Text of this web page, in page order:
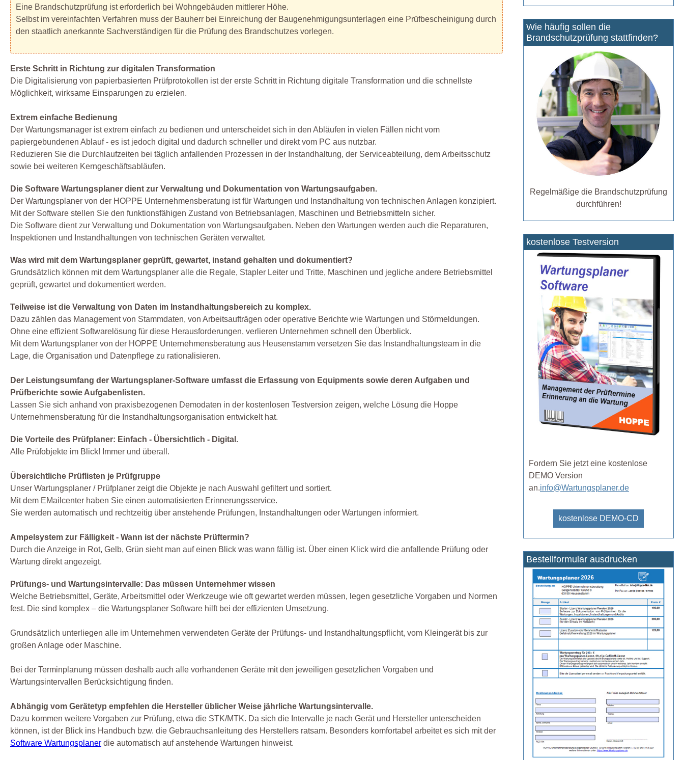
Eine Brandschutzprüfung ist erforderlich bei Wohngebäuden mittlerer Höhe.
Selbst im vereinfachten Verfahren muss der Bauherr bei Einreichung der Baugenehmigungsunterlagen eine Prüfbescheinigung durch
den staatlich anerkannte Sachverständigen für die Prüfung des Brandschutzes vorlegen.
Erste Schritt in Richtung zur digitalen Transformation
Die Digitalisierung von papierbasierten Prüfprotokollen ist der erste Schritt in Richtung digitale Transformation und die schnellste
Möglichkeit, wirksame Einsparungen zu erzielen.
Extrem einfache Bedienung
Der Wartungsmanager ist extrem einfach zu bedienen und unterscheidet sich in den Abläufen in vielen Fällen nicht vom
papiergebundenen Ablauf - es ist jedoch digital und dadurch schneller und direkt vom PC aus nutzbar.
Reduzieren Sie die Durchlaufzeiten bei täglich anfallenden Prozessen in der Instandhaltung, der Serviceabteilung, dem Arbeitsschutz
sowie bei weiteren Kerngeschäftsabläufen.
Die Software Wartungsplaner dient zur Verwaltung und Dokumentation von Wartungsaufgaben.
Der Wartungsplaner von der HOPPE Unternehmensberatung ist für Wartungen und Instandhaltung von technischen Anlagen konzipiert.
Mit der Software stellen Sie den funktionsfähigen Zustand von Betriebsanlagen, Maschinen und Betriebsmitteln sicher.
Die Software dient zur Verwaltung und Dokumentation von Wartungsaufgaben. Neben den Wartungen werden auch die Reparaturen,
Inspektionen und Instandhaltungen von technischen Geräten verwaltet.
Was wird mit dem Wartungsplaner geprüft, gewartet, instand gehalten und dokumentiert?
Grundsätzlich können mit dem Wartungsplaner alle die Regale, Stapler Leiter und Tritte, Maschinen und jegliche andere Betriebsmittel
geprüft, gewartet und dokumentiert werden.
Teilweise ist die Verwaltung von Daten im Instandhaltungsbereich zu komplex.
Dazu zählen das Management von Stammdaten, von Arbeitsaufträgen oder operative Berichte wie Wartungen und Störmeldungen.
Ohne eine effizient Softwarelösung für diese Herausforderungen, verlieren Unternehmen schnell den Überblick.
Mit dem Wartungsplaner von der HOPPE Unternehmensberatung aus Heusenstamm versetzen Sie das Instandhaltungsteam in die
Lage, die Organisation und Datenpflege zu rationalisieren.
Der Leistungsumfang der Wartungsplaner-Software umfasst die Erfassung von Equipments sowie deren Aufgaben und
Prüfberichte sowie Aufgabenlisten.
Lassen Sie sich anhand von praxisbezogenen Demodaten in der kostenlosen Testversion zeigen, welche Lösung die Hoppe
Unternehmensberatung für die Instandhaltungsorganisation entwickelt hat.
Die Vorteile des Prüfplaner: Einfach - Übersichtlich - Digital.
Alle Prüfobjekte im Blick! Immer und überall.
Übersichtliche Prüflisten je Prüfgruppe
Unser Wartungsplaner / Prüfplaner zeigt die Objekte je nach Auswahl gefiltert und sortiert.
Mit dem EMailcenter haben Sie einen automatisierten Erinnerungsservice.
Sie werden automatisch und rechtzeitig über anstehende Prüfungen, Instandhaltungen oder Wartungen informiert.
Ampelsystem zur Fälligkeit - Wann ist der nächste Prüftermin?
Durch die Anzeige in Rot, Gelb, Grün sieht man auf einen Blick was wann fällig ist. Über einen Klick wird die anfallende Prüfung oder
Wartung direkt angezeigt.
Prüfungs- und Wartungsintervalle: Das müssen Unternehmer wissen
Welche Betriebsmittel, Geräte, Arbeitsmittel oder Werkzeuge wie oft gewartet werden müssen, legen gesetzliche Vorgaben und Normen
fest. Die sind komplex – die Wartungsplaner Software hilft bei der effizienten Umsetzung.
Grundsätzlich unterliegen alle im Unternehmen verwendeten Geräte der Prüfungs- und Instandhaltungspflicht, vom Kleingerät bis zur
großen Anlage oder Maschine.
Bei der Terminplanung müssen deshalb auch alle vorhandenen Geräte mit den jeweiligen gesetzlichen Vorgaben und
Wartungsintervallen Berücksichtigung finden.
Abhängig vom Gerätetyp empfehlen die Hersteller üblicher Weise jährliche Wartungsintervalle.
Dazu kommen weitere Vorgaben zur Prüfung, etwa die STK/MTK. Da sich die Intervalle je nach Gerät und Hersteller unterscheiden
können, ist der Blick ins Handbuch bzw. die Gebrauchsanleitung des Herstellers ratsam. Besonders komfortabel arbeitet es sich mit der
Software Wartungsplaner die automatisch auf anstehende Wartungen hinweist.
Wie häufig sollen die
Brandschutzprüfung stattfinden?
Regelmäßige die Brandschutzprüfung
durchführen!
kostenlose Testversion
Fordern Sie jetzt eine kostenlose
DEMO Version
an.info@Wartungsplaner.de
kostenlose DEMO-CD
Bestellformular ausdrucken